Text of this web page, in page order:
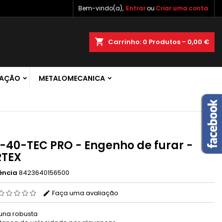
Bem-vindo(a), Entrarou Criar uma conta
shopping_cart Carrinho: 0 Produtos - 0,00 €
METALOMECANICA
40-TEC PRO - Engenho de furar -
8423640156500
Faça uma avaliação
robusta